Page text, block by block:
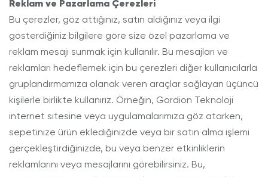
Reklam ve Pazarlama Çerezleri
Bu çerezler, göz attığınız, satın aldığınız veya ilgi
gösterdiğiniz bilgilere göre size özel pazarlama ve
reklam mesajı sunmak için kullanılır. Bu mesajları ve
reklamları hedeflemek için bu çerezleri diğer kullanıcılarla
gruplandırmamıza olanak veren araçlar sağlayan üçüncü
kişilerle birlikte kullanırız. Örneğin, Gordion Teknoloji
internet sitesine veya uygulamalarımıza göz atarken,
sepetinize ürün eklediğinizde veya bir satın alma işlemi
gerçekleştirdiğinizde, bu veya benzer etkinliklerin
reklamlarını veya mesajlarını görebilirsiniz. Bu,